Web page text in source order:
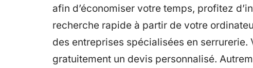
afin d’économiser votre temps, profitez
recherche rapide à partir de votre
des entreprises spécialisées en serrurerie.
gratuitement un devis personnalisé.